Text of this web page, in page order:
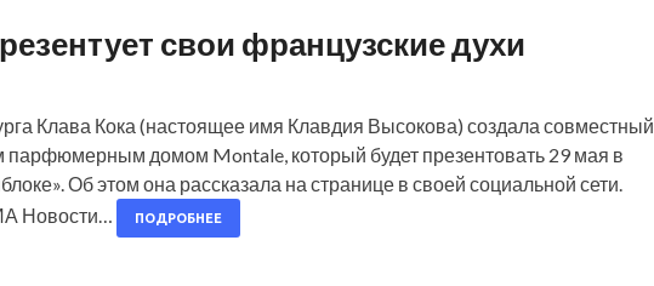
свои французские духи
Клава Кока (настоящее имя Клавдия Высокова) создала совместный
парфюмерным домом Montale, который будет презентовать 29 мая в
Об этом она рассказала на странице в своей социальной сети.
Новости…
ПОДРОБНЕЕ